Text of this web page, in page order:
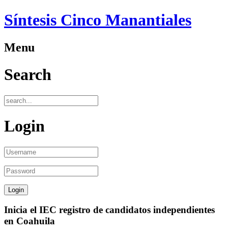
Síntesis Cinco Manantiales
Menu
Search
Login
Inicia el IEC registro de candidatos independientes
en Coahuila